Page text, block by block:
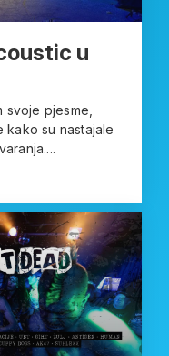
u
pjesme,
su nastajale